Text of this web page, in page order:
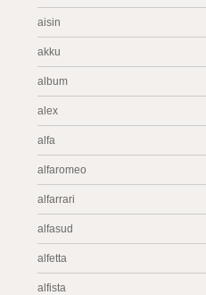
aisin
akku
album
alex
alfa
alfaromeo
alfarrari
alfasud
alfetta
alfista